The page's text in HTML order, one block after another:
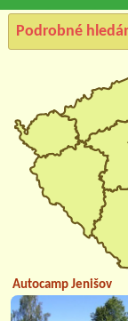
Podrobné
Autocamp Jenišov